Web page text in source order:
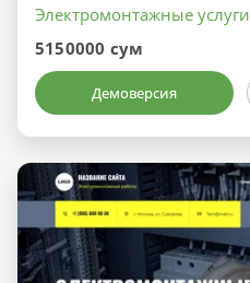
Электромонтажные услуги
5150000 сум
Демоверсия